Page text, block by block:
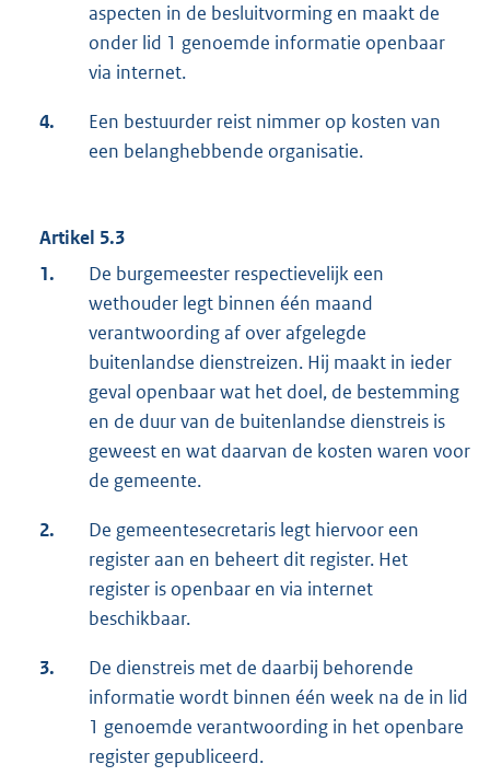
aspecten in de besluitvorming en maakt de
onder lid 1 genoemde informatie openbaar
via internet.
4.
Een bestuurder reist nimmer op kosten van
een belanghebbende organisatie.
Artikel 5.3
1.
De burgemeester respectievelijk een
wethouder legt binnen één maand
verantwoording af over afgelegde
buitenlandse dienstreizen. Hij maakt in ieder
geval openbaar wat het doel, de bestemming
en de duur van de buitenlandse dienstreis is
geweest en wat daarvan de kosten waren voor
de gemeente.
2.
De gemeentesecretaris legt hiervoor een
register aan en beheert dit register. Het
register is openbaar en via internet
beschikbaar.
3.
De dienstreis met de daarbij behorende
informatie wordt binnen één week na de in lid
1 genoemde verantwoording in het openbare
register gepubliceerd.